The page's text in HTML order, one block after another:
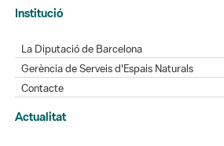
Institució
La Diputació de Barcelona
Gerència de Serveis d'Espais Naturals
Contacte
Actualitat